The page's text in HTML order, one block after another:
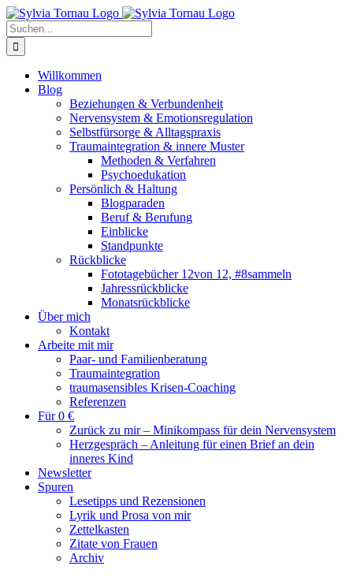
Zum
Inhalt
springen
Suche
nach:
Willkommen
Blog
Beziehungen & Verbundenheit
Nervensystem & Emotionsregulation
Selbstfürsorge & Alltagspraxis
Traumaintegration & innere Muster
Methoden & Verfahren
Psychoedukation
Persönlich & Haltung
Blogparaden
Beruf & Berufung
Einblicke
Standpunkte
Rückblicke
Fototagebücher 12von 12, #8sammeln
Jahressrückblicke
Monatsrückblicke
Über mich
Kontakt
Arbeite mit mir
Paar- und Familienberatung
Traumaintegration
traumasensibles Krisen-Coaching
Referenzen
Für 0 €
Zurück zu mir – Minikompass für dein Nervensystem
Herzgespräch – Anleitung für einen Brief an dein
inneres Kind
Newsletter
Spuren
Lesetipps und Rezensionen
Lyrik und Prosa von mir
Zettelkasten
Zitate von Frauen
Archiv